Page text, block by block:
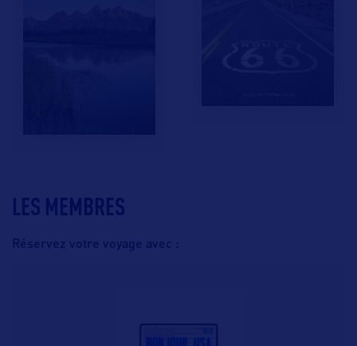
LES MEMBRES
Réservez votre voyage avec :